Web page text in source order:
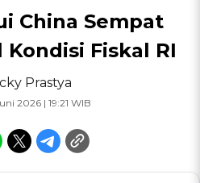
China Sempat
Fiskal RI
Prastya
2026 | 19:21 WIB